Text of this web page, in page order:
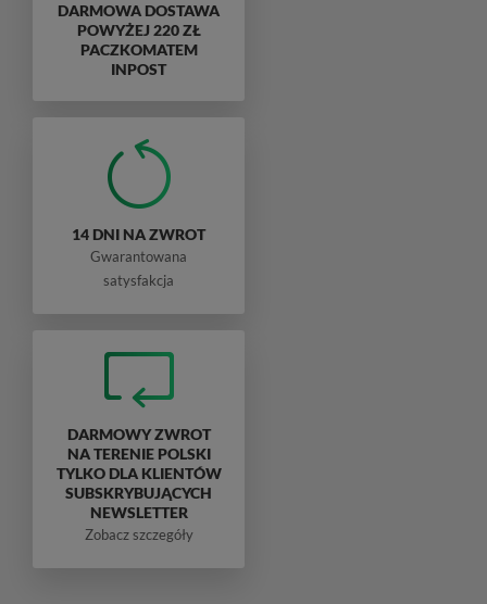
DARMOWA DOSTAWA
POWYŻEJ 220 ZŁ
PACZKOMATEM
INPOST
14 DNI NA ZWROT
Gwarantowana
satysfakcja
DARMOWY ZWROT
NA TERENIE POLSKI
TYLKO DLA KLIENTÓW
SUBSKRYBUJĄCYCH
NEWSLETTER
Zobacz szczegóły